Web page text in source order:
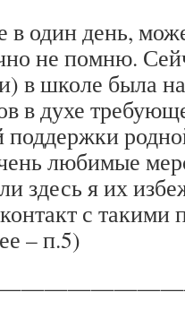
один день,
не помню.
в школе была
в духе
поддержки
любимые
здесь я их
с такими
– п.5)